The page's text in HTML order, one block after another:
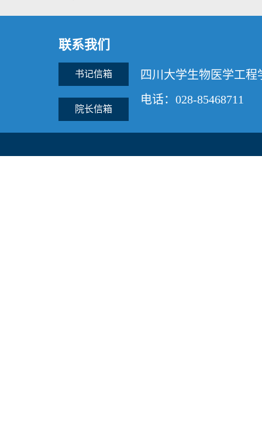
联系我们
书记信箱
院长信箱
四川大学生物医学工程
电话：028-85468711